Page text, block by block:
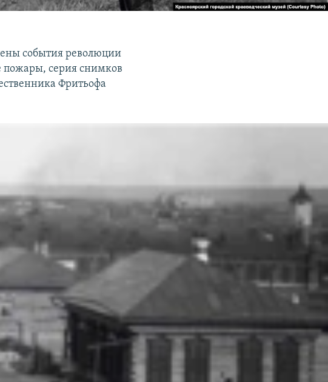
события революции
пожары, серия снимков
Фритьофа